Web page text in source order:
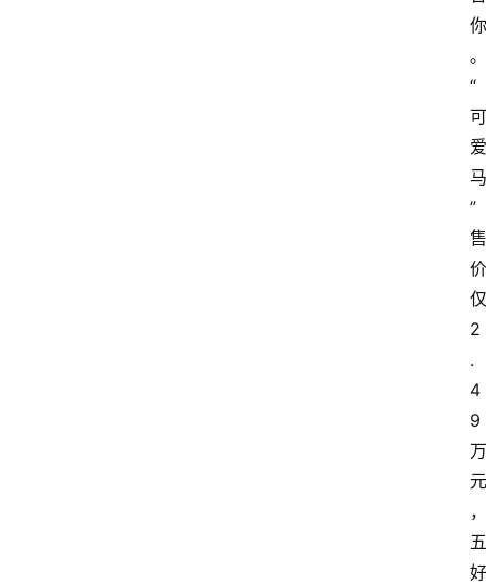
你
。
“
可
爱
马
”
售
价
仅
2
.
4
9
万
元
，
五
好